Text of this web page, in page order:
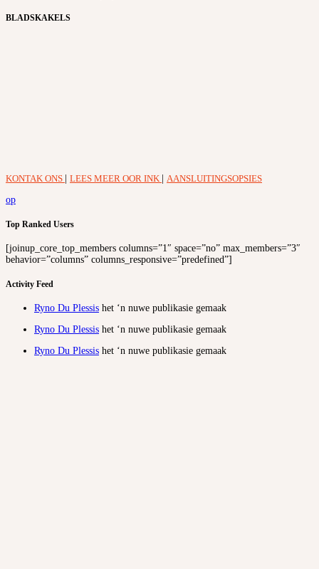
BLADSKAKELS
KONTAK ONS LEES MEER OOR INK
AANSLUITINGSOPSIES
op
Top Ranked Users
[joinup_core_top_members columns=”1″ space=”no” max_members=”3″
behavior=”columns” columns_responsive=”predefined”]
Activity Feed
Ryno Du Plessis het ‘n nuwe publikasie gemaak
Ryno Du Plessis het ‘n nuwe publikasie gemaak
Ryno Du Plessis het ‘n nuwe publikasie gemaak